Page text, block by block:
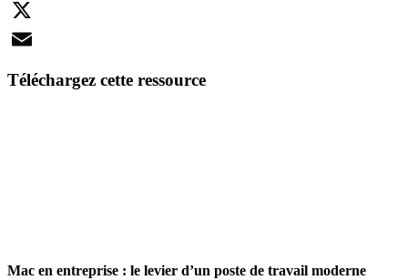
LinkedIn
X
Téléchargez cette ressource
Mac en entreprise : le levier d’un poste de travail moderne